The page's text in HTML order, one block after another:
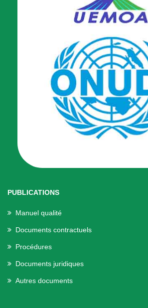
PUBLICATIONS
Manuel qualité
Documents contractuels
Procédures
Documents juridiques
Autres documents